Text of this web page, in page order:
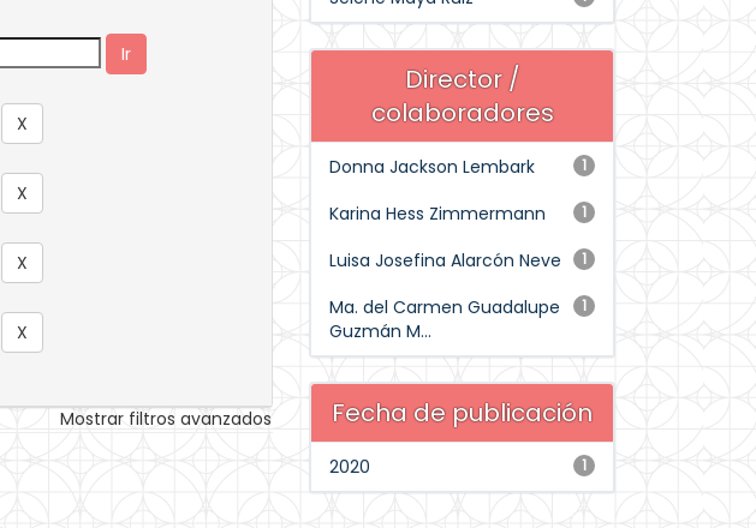
Mostrar filtros avanzados
Director /
colaboradores
1
Donna Jackson Lembark
1
Karina Hess Zimmermann
1
Luisa Josefina Alarcón Neve
1
Ma. del Carmen Guadalupe
Guzmán M...
Fecha de publicación
1
2020